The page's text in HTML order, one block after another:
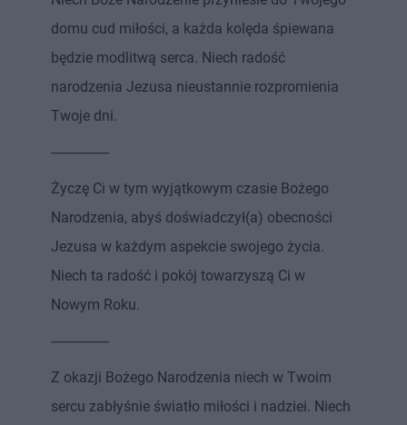
domu cud miłości, a każda kolęda śpiewana
będzie modlitwą serca. Niech radość
narodzenia Jezusa nieustannie rozpromienia
Twoje dni.
----------------
Życzę Ci w tym wyjątkowym czasie Bożego
Narodzenia, abyś doświadczył(a) obecności
Jezusa w każdym aspekcie swojego życia.
Niech ta radość i pokój towarzyszą Ci w
Nowym Roku.
----------------
Z okazji Bożego Narodzenia niech w Twoim
sercu zabłyśnie światło miłości i nadziei. Niech